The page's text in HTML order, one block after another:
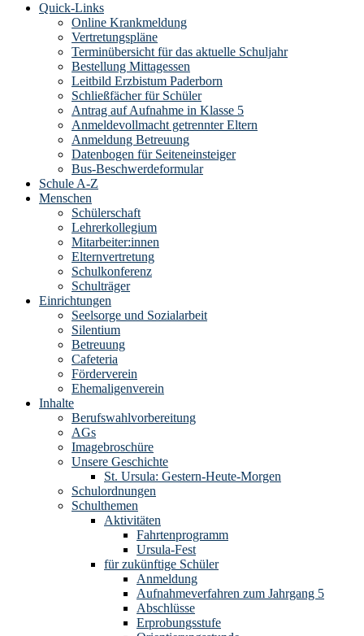
Quick-Links
Online Krankmeldung
Vertretungspläne
Terminübersicht für das aktuelle Schuljahr
Bestellung Mittagessen
Leitbild Erzbistum Paderborn
Schließfächer für Schüler
Antrag auf Aufnahme in Klasse 5
Anmeldevollmacht getrennter Eltern
Anmeldung Betreuung
Datenbogen für Seiteneinsteiger
Bus-Beschwerdeformular
Schule A-Z
Menschen
Schülerschaft
Lehrerkollegium
Mitarbeiter:innen
Elternvertretung
Schulkonferenz
Schulträger
Einrichtungen
Seelsorge und Sozialarbeit
Silentium
Betreuung
Cafeteria
Förderverein
Ehemaligenverein
Inhalte
Berufswahlvorbereitung
AGs
Imagebroschüre
Unsere Geschichte
St. Ursula: Gestern-Heute-Morgen
Schulordnungen
Schulthemen
Aktivitäten
Fahrtenprogramm
Ursula-Fest
für zukünftige Schüler
Anmeldung
Aufnahmeverfahren zum Jahrgang 5
Abschlüsse
Erprobungsstufe